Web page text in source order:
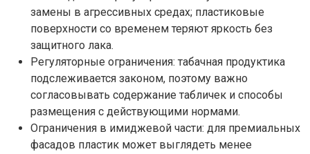
замены в агрессивных средах; пластиковые
поверхности со временем теряют яркость без
защитного лака.
Регуляторные ограничения: табачная продуктика
подслеживается законом, поэтому важно
согласовывать содержание табличек и способы
размещения с действующими нормами.
Ограничения в имиджевой части: для премиальных
фасадов пластик может выглядеть менее